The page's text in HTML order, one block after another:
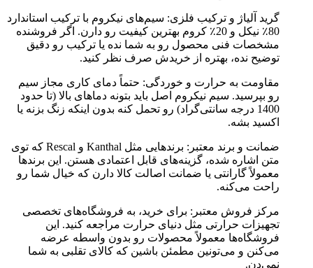
گرید آلیاژ و ترکیب فلزی: سیم‌های نیکروم با ترکیب استاندارد
80٪ نیکل و 20٪ کروم بهترین کیفیت رو دارن. اگر فروشنده
مشخصات فنی محصول رو به شما نده یا ترکیب رو دقیق
توضیح نده، بهتره از خریدش صرف نظر کنید.
مقاومت به حرارت و خوردگی: حتماً دمای کاری مجاز سیم
رو بپرسید. سیم نیکروم اصل باید بتونه دماهای بالا (تا حدود
1400 درجه سانتی‌گراد) رو تحمل کنه بدون اینکه زنگ بزنه یا
اکسید بشه.
ضمانت و برند معتبر: برندهایی مثل Kanthal و Rescal که توی
متن اشاره شده، گزینه‌های قابل اعتمادی هستن. این برندها
معمولاً گارانتی یا ضمانت اصالت کالا دارن که خیال شما رو
راحت می‌کنه.
مرکز فروش معتبر: برای خرید، به فروشگاه‌های تخصصی
تجهیزات حرارتی مثل دنیای حرارت مراجعه کنید. این
فروشگاه‌ها معمولاً محصولات رو بدون واسطه عرضه
می‌کنن و می‌تونین مطمئن باشین که کالای تقلبی به شما
نمی‌دن.